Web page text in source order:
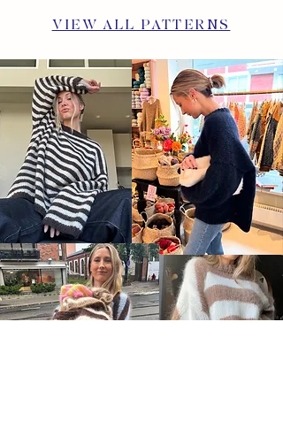
VIEW ALL PATTERNS